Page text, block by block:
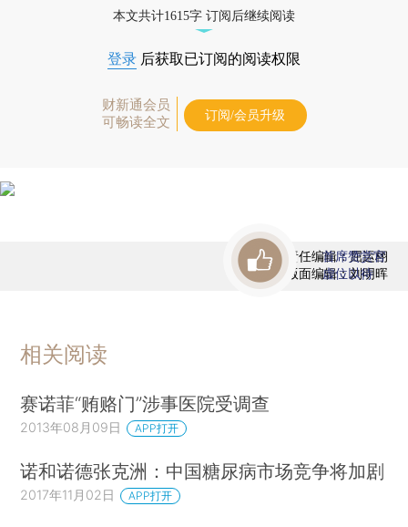
本文共计1615字 订阅后继续阅读
登录 后获取已订阅的阅读权限
财新通会员
可畅读全文
订阅/会员升级
责任编辑：屈运栩
版面编辑：刘明晖
首席赞赏官
虚位以待
相关阅读
赛诺菲“贿赂门”涉事医院受调查
2013年08月09日 APP打开
诺和诺德张克洲：中国糖尿病市场竞争将加剧
2017年11月02日 APP打开